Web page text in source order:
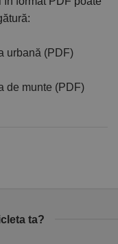
urbană (PDF)
de munte (PDF)
ta?